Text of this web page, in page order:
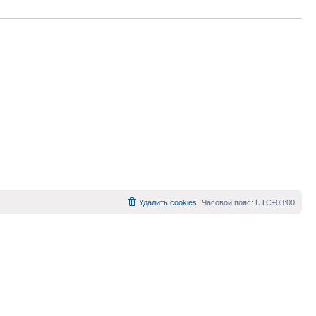
Часовой пояс: UTC+03:00
Удалить cookies